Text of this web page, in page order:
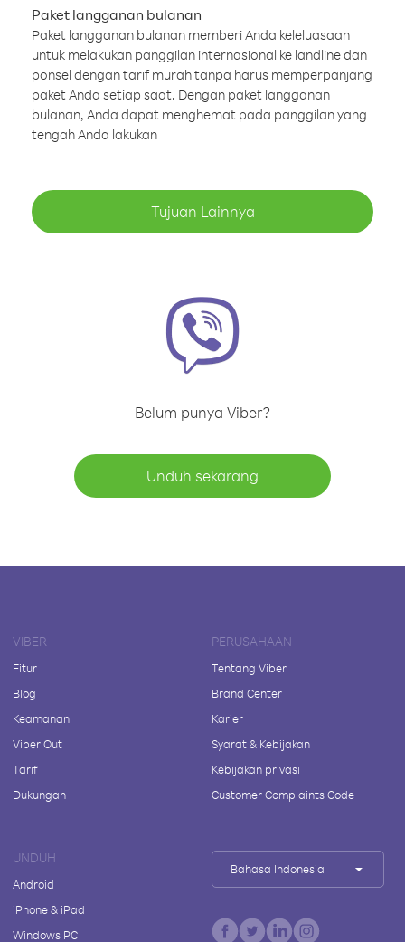
Paket langganan bulanan
Paket langganan bulanan memberi Anda keleluasaan
untuk melakukan panggilan internasional ke landline dan
ponsel dengan tarif murah tanpa harus memperpanjang
paket Anda setiap saat. Dengan paket langganan
bulanan, Anda dapat menghemat pada panggilan yang
tengah Anda lakukan
Tujuan Lainnya
Belum punya Viber?
Unduh sekarang
VIBER
Fitur
Blog
Keamanan
Viber Out
Tarif
Dukungan
PERUSAHAAN
Tentang Viber
Brand Center
Karier
Syarat & Kebijakan
Kebijakan privasi
Customer Complaints Code
UNDUH
Android
iPhone & iPad
Windows PC
Bahasa Indonesia